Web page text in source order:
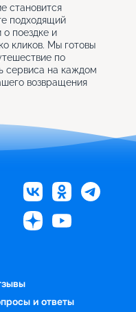
становится
подходящий
поездке и
кликов. Мы готовы
по
сервиса на каждом
возвращения
и ответы